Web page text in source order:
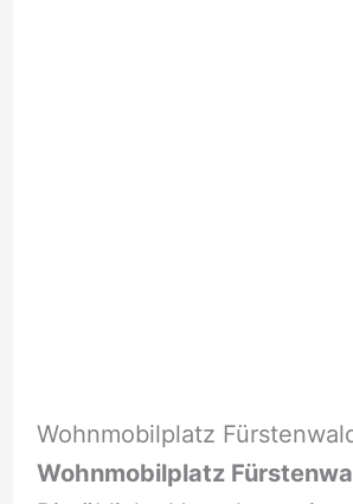
Wohnmobilplatz
Wohnmobilplatz